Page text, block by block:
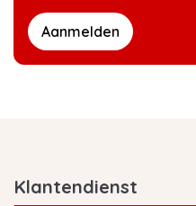
Aanmelden
Klantendienst